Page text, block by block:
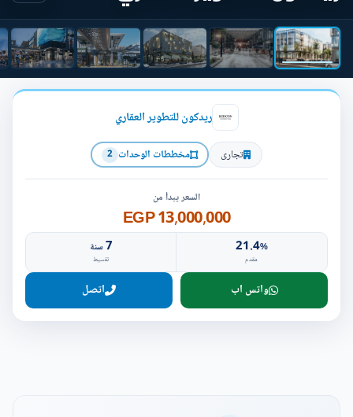
ريدكون للتطوير العقاري
تجارى مخططات الوحدات 2
السعر يبدأ من
13,000,000 EGP
21.4%
مقدم
7سنة
تقسيط
واتس اب اتصل